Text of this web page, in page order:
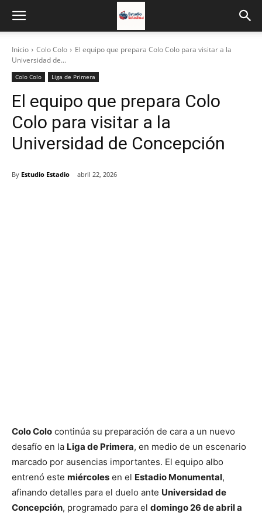
Inicio Colo Colo
El equipo que prepara Colo Colo para visitar a la
Universidad de...
Colo Colo Liga de Primera
El equipo que prepara Colo
Colo para visitar a la
Universidad de Concepción
By Estudio Estadio abril 22, 2026
Colo Colo continúa su preparación de cara a un nuevo
desafío en la Liga de Primera, en medio de un escenario
marcado por ausencias importantes. El equipo albo
entrenó este miércoles en el Estadio Monumental,
afinando detalles para el duelo ante Universidad de
Concepción, programado para el domingo 26 de abril a